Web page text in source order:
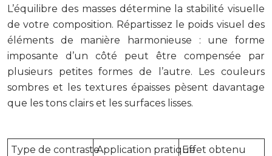
L’équilibre des masses détermine la stabilité visuelle
de votre composition. Répartissez le poids visuel des
éléments de manière harmonieuse : une forme
imposante d’un côté peut être compensée par
plusieurs petites formes de l’autre. Les couleurs
sombres et les textures épaisses pèsent davantage
que les tons clairs et les surfaces lisses.
Type de contrasteApplication pratiqueEffet obtenu